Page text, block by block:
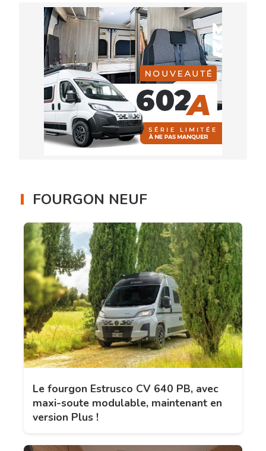
FOURGON NEUF
Le fourgon Estrusco CV 640 PB, avec
maxi-soute modulable, maintenant en
version Plus !